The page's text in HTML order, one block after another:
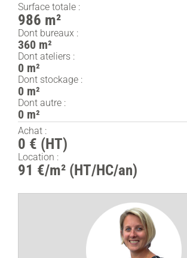
Surface totale :
986 m²
Dont bureaux :
360 m²
Dont ateliers :
0 m²
Dont stockage :
0 m²
Dont autre :
0 m²
Achat :
0 € (HT)
Location :
91 €/m² (HT/HC/an)